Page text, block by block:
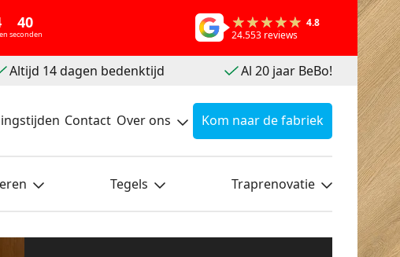
38
seconden
4.8
24.553 reviews
Altijd 14 dagen bedenktijd Al 20 jaar BeBo!
Contact Over ons Kom naar de fabriek
Tegels Traprenovatie